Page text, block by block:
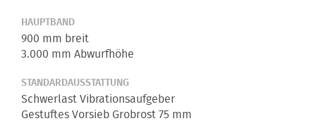
HAUPTBAND
900 mm breit
3.000 mm Abwurfhöhe
STANDARDAUSSTATTUNG
Schwerlast Vibrationsaufgeber
Gestuftes Vorsieb Grobrost 75 mm